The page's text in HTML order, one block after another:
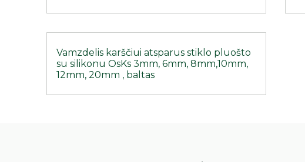
Vamzdelis karščiui atsparus stiklo pluošto
su silikonu OsKs 3mm, 6mm, 8mm,10mm,
12mm, 20mm , baltas